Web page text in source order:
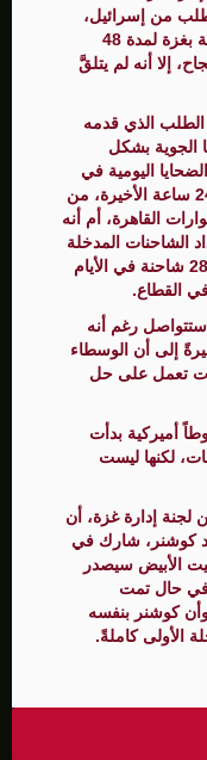
طلب من إسرائيل،
يوم الثلاثاء الماضي، وقف عملياتها الجوية بغزة لمدة 48
إلا أنه لم يتلقَّ
الذي قدمه
الجوية بشكل
اليومية في
الأيام القليلة الماضية، خصوصاً خلال الـ24 ساعة الأخيرة، من
القاهرة، أم أنه
الشاحنات المدخلة
للقطاع التي اقتربت من نحو 200 إلى 280 شاحنة في الأيام
في القطاع.
ستتواصل رغم أنه
إلى أن الوسطاء
تعمل على حل
أميركية بدأت
لكنها ليست
إدارة غزة، أن
كوشنر، شارك في
الأبيض سيصدر
في حال تمت
كوشنر بنفسه
الأولى كاملةً.